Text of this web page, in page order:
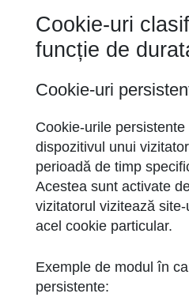
Cookie-uri
funcție de
Cookie-uri
Cookie-urile
dispozitivul unui
perioadă de timp
Acestea sunt activate
vizitatorul vizitează
acel cookie particular.
Exemple de modul în
persistente: